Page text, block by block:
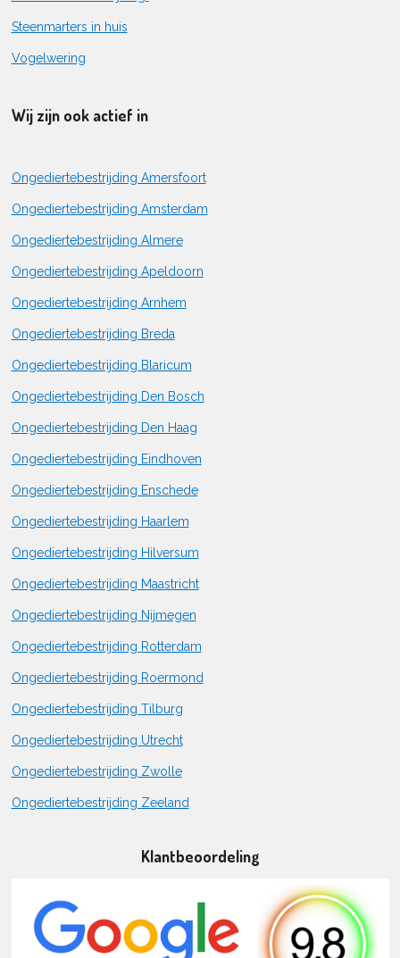
Steenmarters in huis
Vogelwering
Wij zijn ook actief in
Ongediertebestrijding Amersfoort
Ongediertebestrijding Amsterdam
Ongediertebestrijding Almere
Ongediertebestrijding Apeldoorn
Ongediertebestrijding Arnhem
Ongediertebestrijding Breda
Ongediertebestrijding Blaricum
Ongediertebestrijding Den Bosch
Ongediertebestrijding Den Haag
Ongediertebestrijding Eindhoven
Ongediertebestrijding Enschede
Ongediertebestrijding Haarlem
Ongediertebestrijding Hilversum
Ongediertebestrijding Maastricht
Ongediertebestrijding Nijmegen
Ongediertebestrijding Rotterdam
Ongediertebestrijding Roermond
Ongediertebestrijding Tilburg
Ongediertebestrijding Utrecht
Ongediertebestrijding Zwolle
Ongediertebestrijding Zeeland
Klantbeoordeling